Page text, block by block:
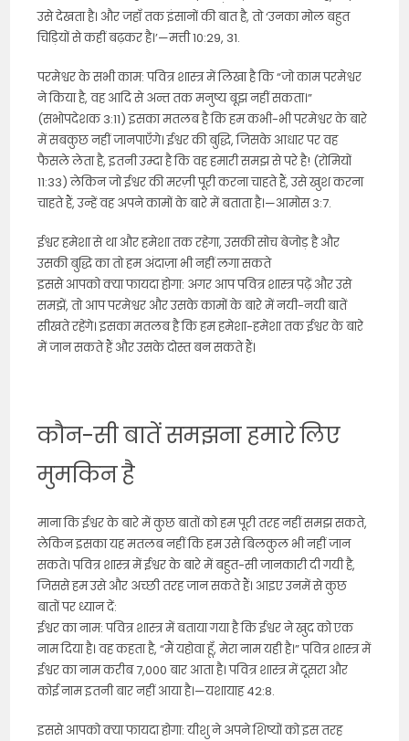
उसे देखता है। और जहाँ तक इंसानों की बात है, तो ‘उनका मोल बहुत
चिड़ियों से कहीं बढ़कर है।’—मत्ती 10:29, 31.
परमेश्वर के सभी काम: पवित्र शास्त्र में लिखा है कि “जो काम परमेश्वर
ने किया है, वह आदि से अन्त तक मनुष्य बूझ नहीं सकता।”
(सभोपदेशक 3:11) इसका मतलब है कि हम कभी-भी परमेश्वर के बारे
में सबकुछ नहीं जानपाएँगे। ईश्वर की बुद्धि, जिसके आधार पर वह
फैसले लेता है, इतनी उम्दा है कि वह हमारी समझ से परे है! (रोमियों
11:33) लेकिन जो ईश्वर की मरज़ी पूरी करना चाहते हैं, उसे खुश करना
चाहते हैं, उन्हें वह अपने कामों के बारे में बताता है।—आमोस 3:7.
ईश्वर हमेशा से था और हमेशा तक रहेगा, उसकी सोच बेजोड़ है और
उसकी बुद्धि का तो हम अंदाज़ा भी नहीं लगा सकते
इससे आपको क्या फायदा होगा: अगर आप पवित्र शास्त्र पढ़ें और उसे
समझें, तो आप परमेश्वर और उसके कामों के बारे में नयी-नयी बातें
सीखते रहेंगे। इसका मतलब है कि हम हमेशा-हमेशा तक ईश्वर के बारे
में जान सकते हैं और उसके दोस्त बन सकते हैं।
कौन-सी बातें समझना हमारे लिए
मुमकिन है
माना कि ईश्वर के बारे में कुछ बातों को हम पूरी तरह नहीं समझ सकते,
लेकिन इसका यह मतलब नहीं कि हम उसे बिलकुल भी नहीं जान
सकते। पवित्र शास्त्र में ईश्वर के बारे में बहुत-सी जानकारी दी गयी है,
जिससे हम उसे और अच्छी तरह जान सकते हैं। आइए उनमें से कुछ
बातों पर ध्यान दें:
ईश्वर का नाम: पवित्र शास्त्र में बताया गया है कि ईश्वर ने खुद को एक
नाम दिया है। वह कहता है, “मैं यहोवा हूँ, मेरा नाम यही है।” पवित्र शास्त्र में
ईश्वर का नाम करीब 7,000 बार आता है। पवित्र शास्त्र में दूसरा और
कोई नाम इतनी बार नहीं आया है।—यशायाह 42:8.
इससे आपको क्या फायदा होगा: यीशु ने अपने शिष्यों को इस तरह